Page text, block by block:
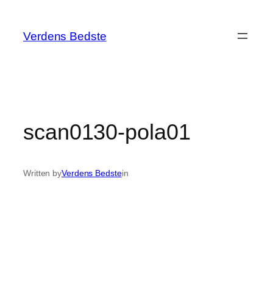
indhold
Verdens Bedste
scan0130-pola01
Written byVerdens Bedstein